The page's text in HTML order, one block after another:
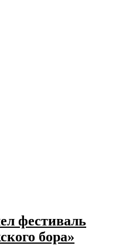
фестиваль
бора»